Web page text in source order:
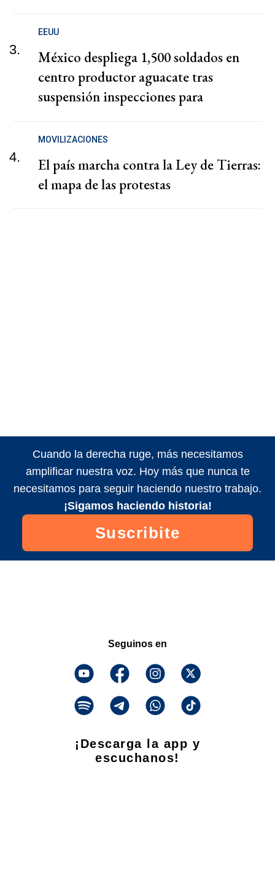
3.
EEUU
México despliega 1,500 soldados en
centro productor aguacate tras
suspensión inspecciones para
4.
MOVILIZACIONES
El país marcha contra la Ley de Tierras:
el mapa de las protestas
Cuando la derecha ruge, más necesitamos
amplificar nuestra voz. Hoy más que nunca te
necesitamos para seguir haciendo nuestro trabajo.
¡Sigamos haciendo historia!
Suscribite
Seguinos en
¡Descarga la app y
escuchanos!